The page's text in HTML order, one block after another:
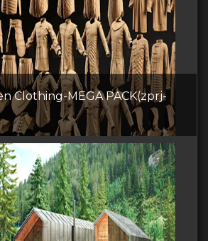
Clothing-MEGA PACK(zprj-